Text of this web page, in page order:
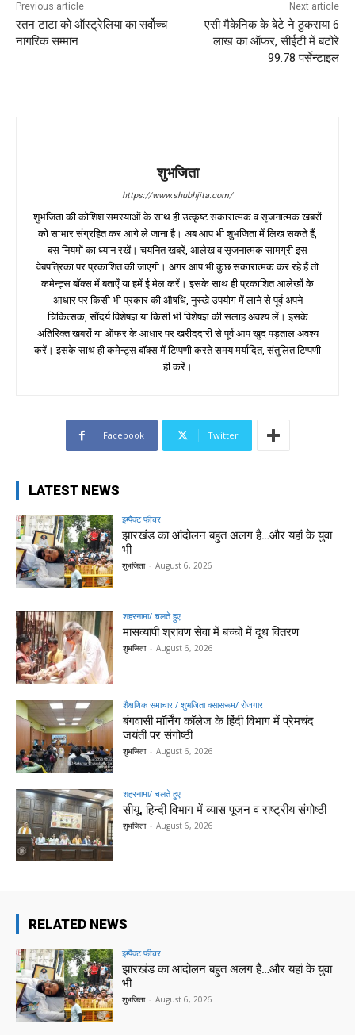
Previous article
रतन टाटा को ऑस्ट्रेलिया का सर्वोच्च
नागरिक सम्मान
Next article
एसी मैकेनिक के बेटे ने ठुकराया 6
लाख का ऑफर, सीईटी में बटोरे
99.78 पर्सेन्टाइल
शुभजिता
https://www.shubhjita.com/
शुभजिता की कोशिश समस्याओं के साथ ही उत्कृष्ट सकारात्मक व सृजनात्मक खबरों
को साभार संग्रहित कर आगे ले जाना है। अब आप भी शुभजिता में लिख सकते हैं,
बस नियमों का ध्यान रखें। चयनित खबरें, आलेख व सृजनात्मक सामग्री इस
वेबपत्रिका पर प्रकाशित की जाएगी। अगर आप भी कुछ सकारात्मक कर रहे हैं तो
कमेन्ट्स बॉक्स में बताएँ या हमें ई मेल करें। इसके साथ ही प्रकाशित आलेखों के
आधार पर किसी भी प्रकार की औषधि, नुस्खे उपयोग में लाने से पूर्व अपने
चिकित्सक, सौंदर्य विशेषज्ञ या किसी भी विशेषज्ञ की सलाह अवश्य लें। इसके
अतिरिक्त खबरों या ऑफर के आधार पर खरीददारी से पूर्व आप खुद पड़ताल अवश्य
करें। इसके साथ ही कमेन्ट्स बॉक्स में टिप्पणी करते समय मर्यादित, संतुलित टिप्पणी
ही करें।
Facebook Twitter
LATEST NEWS
इम्पैक्ट फीचर
झारखंड का आंदोलन बहुत अलग है…और यहां के युवा
भी
शुभजिता - August 6, 2026
शहरनामा/ चलते हुए
मासव्यापी श्रावण सेवा में बच्चों में दूध वितरण
शुभजिता - August 6, 2026
शैक्षणिक समाचार / शुभजिता क्सासरूम/ रोजगार
बंगवासी मॉर्निंग कॉलेज के हिंदी विभाग में प्रेमचंद
जयंती पर संगोष्ठी
शुभजिता - August 6, 2026
शहरनामा/ चलते हुए
सीयू, हिन्दी विभाग में व्यास पूजन व राष्ट्रीय संगोष्ठी
शुभजिता - August 6, 2026
RELATED NEWS
इम्पैक्ट फीचर
झारखंड का आंदोलन बहुत अलग है…और यहां के युवा
भी
शुभजिता - August 6, 2026